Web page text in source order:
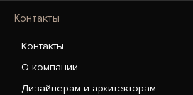
Контакты
Контакты
О компании
Дизайнерам и архитекторам